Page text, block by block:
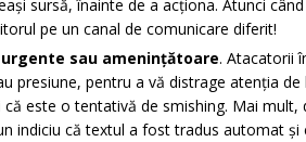
sursă, înainte de a acționa. Atunci
pe un canal de comunicare diferit!
sau amenințătoare. Atacatorii
presiune, pentru a vă distrage atenția de
este o tentativă de smishing. Mai mult,
indiciu că textul a fost tradus automat și